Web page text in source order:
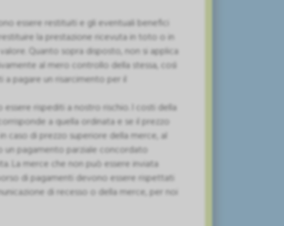
essere restituiti e gli eventuali benefici
la prestazione ricevuta in toto o in
Quanto sopra disposto, non si applica
al mero controllo della stessa, così
pagare un risarcimento per il
rispediti a nostro rischio. I costi della
a quella ordinata e se il prezzo
caso di prezzo superiore della merce, al
pagamento parziale concordato
La merce che non può essere inviata
di pagamenti devono essere rispettati
di recesso o della merce, per noi